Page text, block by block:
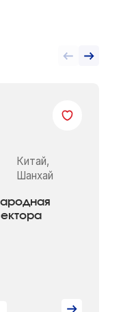
Китай,
Шанхай